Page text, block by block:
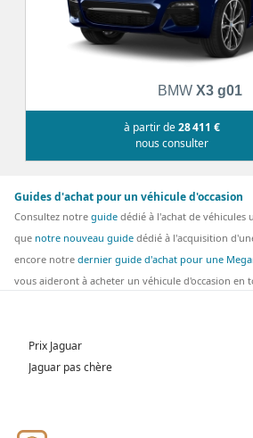
BMW X3 g01
à partir de28 411 €
nous consulter
Guides d'achat pour un véhicule d'occasion
Consultez notre guide dédié à l'achat de véhicules
que notre nouveau guide dédié à l'acquisition
encore notre dernier guide d'achat pour une
vous aideront à acheter un véhicule d'occasion en
Prix Jaguar
Jaguar pas chère